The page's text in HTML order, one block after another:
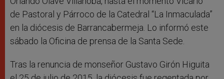
de Pastoral y Párroco de la Catedral “La Inmaculada”
en la diócesis de Barrancabermeja. Lo informó este
sábado la Oficina de prensa de la Santa Sede.
Tras la renuncia de monseñor Gustavo Girón Higuita